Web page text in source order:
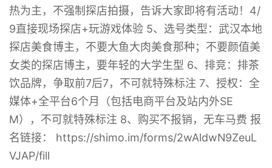
热为主，不强制探店拍摄，告诉大家即将有活动！4/
9直接现场探店+玩游戏体验 5、选号类型：武汉本地
探店美食博主，不要大鱼大肉美食那种；不要颜值美
女类的探店博主，要年轻的大学生型 6、排竞：排茶
饮品牌，争取前7后7，不可就特殊标注 7、授权：全
媒体+全平台6个月（包括电商平台及站内外SE
M），不可就特殊标注 8、购买不报销，无车马费 报
名链接： https://shimo.im/forms/2wAldwN9ZeuL
VJAP/fill